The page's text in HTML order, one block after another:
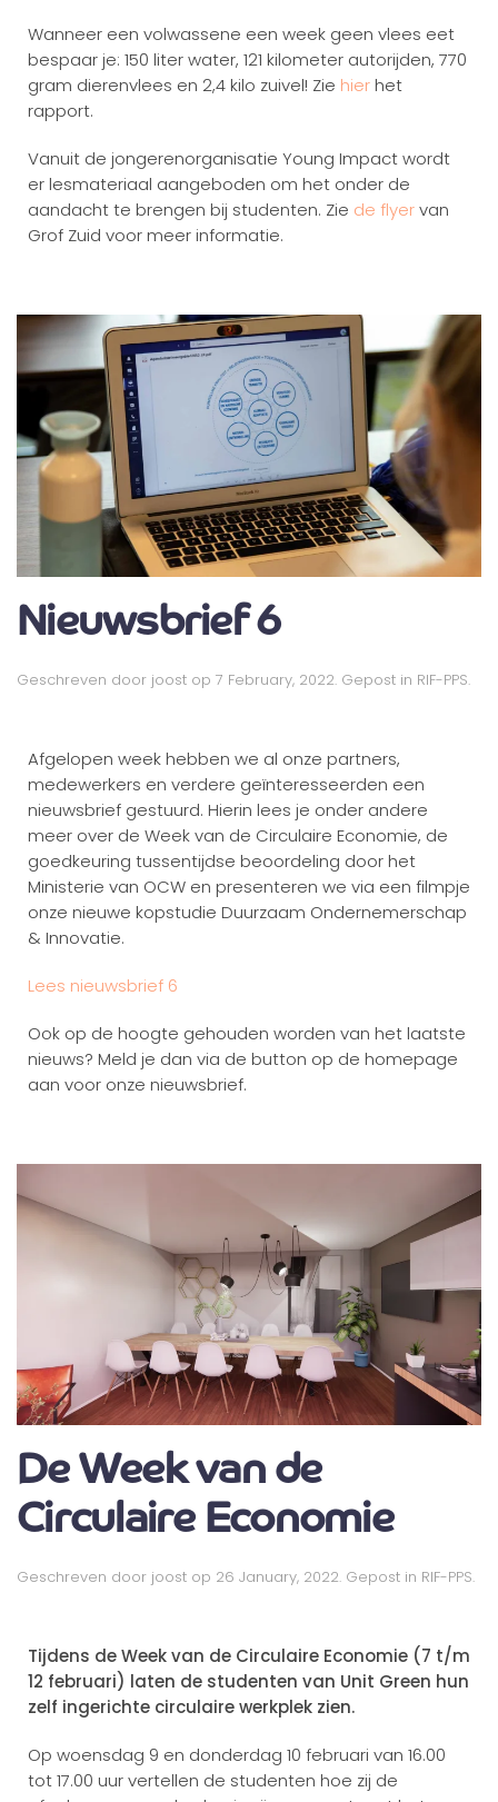
Wanneer een volwassene een week geen vlees eet
bespaar je: 150 liter water, 121 kilometer autorijden, 770
gram dierenvlees en 2,4 kilo zuivel! Zie hierhet
rapport.
Vanuit de jongerenorganisatie Young Impact wordt
er lesmateriaal aangeboden om het onder de
aandacht te brengen bij studenten. Zie de flyervan
Grof Zuid voor meer informatie.
Nieuwsbrief 6
Geschreven door joost op 7 February, 2022. Gepost in RIF-PPS.
Afgelopen week hebben we al onze partners,
medewerkers en verdere geïnteresseerden een
nieuwsbrief gestuurd. Hierin lees je onder andere
meer over de Week van de Circulaire Economie, de
goedkeuring tussentijdse beoordeling door het
Ministerie van OCW en presenteren we via een filmpje
onze nieuwe kopstudie Duurzaam Ondernemerschap
& Innovatie.
Lees nieuwsbrief 6
Ook op de hoogte gehouden worden van het laatste
nieuws? Meld je dan via de button op de homepage
aan voor onze nieuwsbrief.
De Week van de
Circulaire Economie
Geschreven door joost op 26 January, 2022. Gepost in RIF-PPS.
Tijdens de Week van de Circulaire Economie (7 t/m
12 februari) laten de studenten van Unit Green hun
zelf ingerichte circulaire werkplek zien.
Op woensdag 9 en donderdag 10 februari van 16.00
tot 17.00 uur vertellen de studenten hoe zij de